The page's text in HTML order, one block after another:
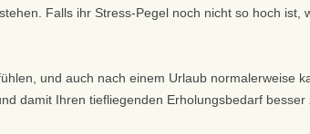
Falls ihr Stress-Pegel noch nicht so hoch ist,
und auch nach einem Urlaub normalerweise
damit Ihren tiefliegenden Erholungsbedarf besser